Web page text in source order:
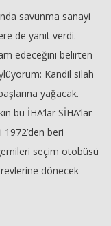
savunma sanayi
de yanıt verdi.
edeceğini belirten
Kandil silah
yağacak.
bu İHA’lar SİHA’lar
1972’den beri
seçim otobüsü
dönecek